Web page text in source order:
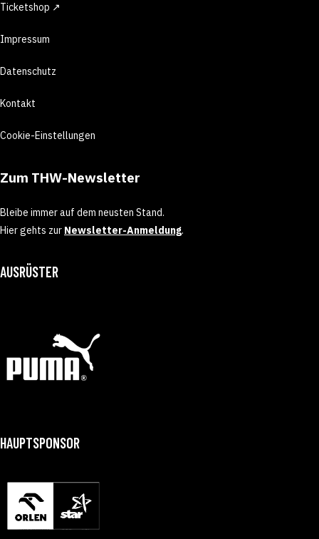
Ticketshop ↗
Impressum
Datenschutz
Kontakt
Cookie-Einstellungen
Zum THW-Newsletter
Bleibe immer auf dem neusten Stand.
Hier gehts zur Newsletter-Anmeldung.
AUSRÜSTER
HAUPTSPONSOR